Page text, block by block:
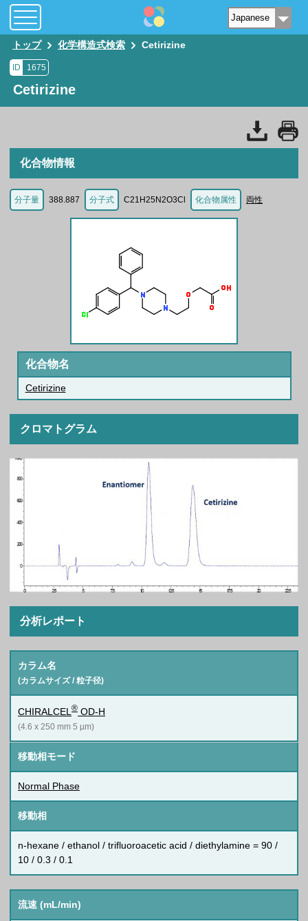
トップ 化学構造式検索 Cetirizine
ID 1675
Cetirizine
化合物情報
分子量 388.887 分子式 C21H25N2O3Cl 化合物属性 両性
化合物名
Cetirizine
クロマトグラム
分析レポート
カラム名
(カラムサイズ / 粒子径)
CHIRALCEL® OD-H
(4.6 x 250 mm 5 µm)
移動相モード
Normal Phase
移動相
n-hexane / ethanol / trifluoroacetic acid / diethylamine = 90 /
10 / 0.3 / 0.1
流速 (mL/min)